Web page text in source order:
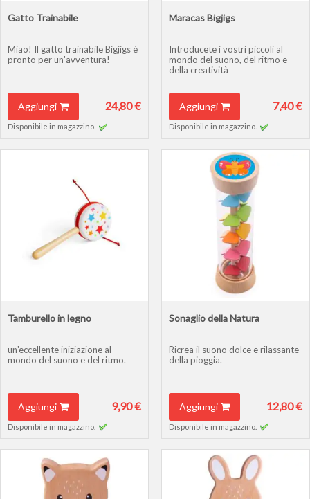
Gatto Trainabile
Miao! Il gatto trainabile Bigjigs è
pronto per un'avventura!
Aggiungi 24,80 €
Disponibile in magazzino.
Maracas Bigjigs
Introducete i vostri piccoli al
mondo del suono, del ritmo e
della creatività
Aggiungi 7,40 €
Disponibile in magazzino.
Tamburello in legno
un'eccellente iniziazione al
mondo del suono e del ritmo.
Aggiungi 9,90 €
Disponibile in magazzino.
Sonaglio della Natura
Ricrea il suono dolce e rilassante
della pioggia.
Aggiungi 12,80 €
Disponibile in magazzino.